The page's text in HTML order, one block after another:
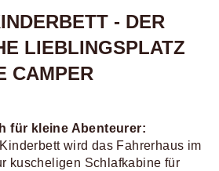
- DER
LIEBLINGSPLATZ
CAMPER
für kleine Abenteurer:
wird das Fahrerhaus im
kuscheligen Schlafkabine für